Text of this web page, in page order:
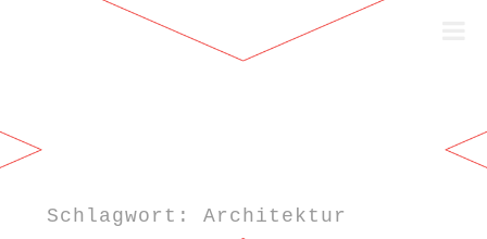
Zum Inhalt springen
Schlagwort: Architektur